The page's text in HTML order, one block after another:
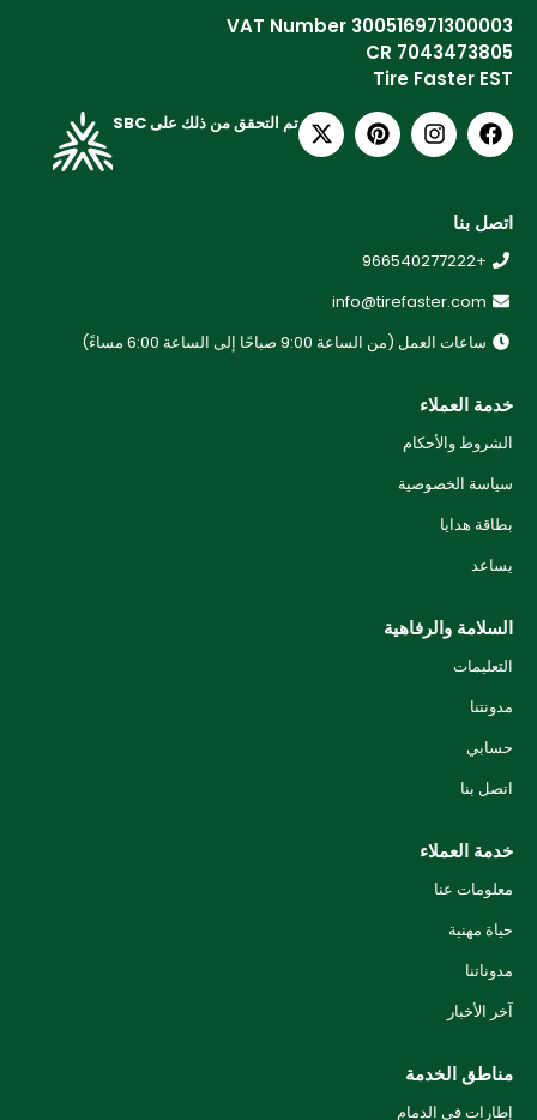
VAT Number 300516971300003
CR 7043473805
Tire Faster EST
تم التحقق من ذلك على SBC
اتصل بنا
+966540277222
info@tirefaster.com
ساعات العمل (من الساعة 9:00 صباحًا إلى الساعة 6:00 مساءً)
خدمة العملاء
الشروط والأحكام
سياسة الخصوصية
بطاقة هدايا
يساعد
السلامة والرفاهية
التعليمات
مدونتنا
حسابي
اتصل بنا
خدمة العملاء
معلومات عنا
حياة مهنية
مدوناتنا
آخر الأخبار
مناطق الخدمة
إطارات في الدمام